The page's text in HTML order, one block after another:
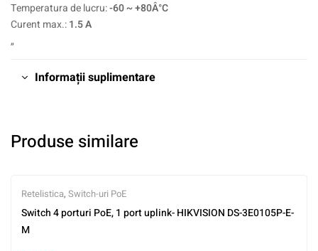
Temperatura de lucru:-60 ~ +80Â°C
Curent max.:1.5 A
„
Informații suplimentare
Produse similare
Retelistica, Switch-uri PoE
Switch 4 porturi PoE, 1 port uplink- HIKVISION DS-3E0105P-E-
M